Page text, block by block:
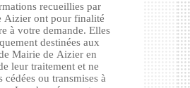
recueillies par
Aizier ont pour finalité
à votre demande. Elles
destinées aux
Mairie de Aizier en
leur traitement et ne
cédées ou transmises à